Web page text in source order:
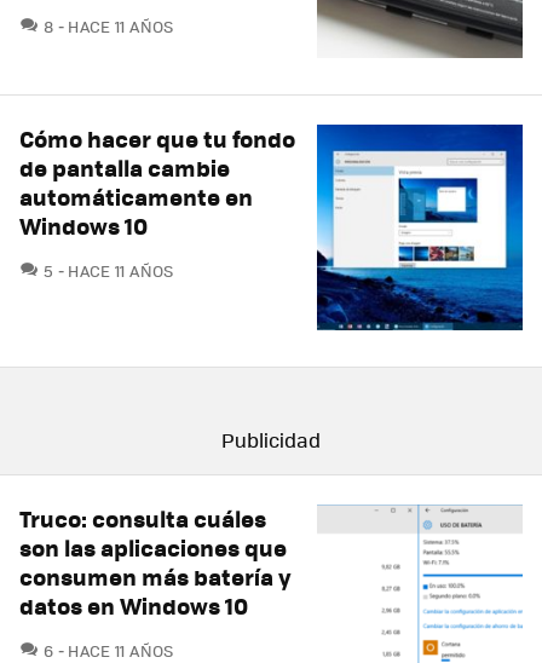
8 COMENTARIOS
HACE 11 AÑOS
Cómo hacer que tu fondo
de pantalla cambie
automáticamente en
Windows 10
5 COMENTARIOS
HACE 11 AÑOS
Truco: consulta cuáles
son las aplicaciones que
consumen más batería y
datos en Windows 10
6 COMENTARIOS
HACE 11 AÑOS